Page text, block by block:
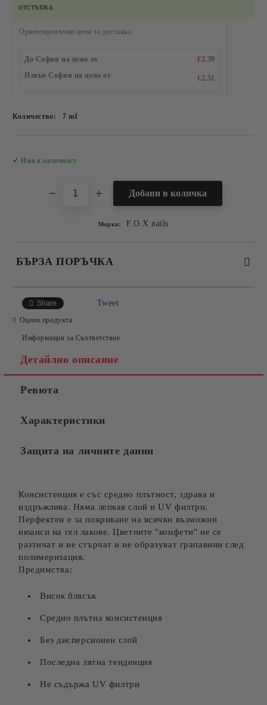
отстъпка.
Ориентировъчни цени за доставка
До София на цена от
€2.39
Извън София на цена от
€2.51
Количество: 7 ml
✔ Има в наличност
Марка: F.O.X nails
БЪРЗА ПОРЪЧКА
Съгласен съм с
Ние ще се свържем с вас в рамките на работния ден.
Share Tweet
Оцени продукта
Информация за Съответствие
Детайлно описание
Ревюта
Характеристики
Защита на личните данни
Консистенция е със средно плътност, здрава и
издръжлива. Няма лепкав слой и UV филтри.
Перфектен е за покриване на всички възможни
нюанси на гел лакове. Цветните "конфети" не се
разтичат и не стърчат и не образуват грапавини след
полимеризация.
Предимства:
Висок блясък
Средно плътна консистенция
Без дисперсионен слой
Последна лятна тенденция
Не съдържа UV филтри